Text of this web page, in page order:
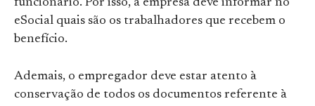
funcionário. Por isso, a empresa deve informar no
eSocial quais são os trabalhadores que recebem o
benefício.
Ademais, o empregador deve estar atento à
conservação de todos os documentos referente à